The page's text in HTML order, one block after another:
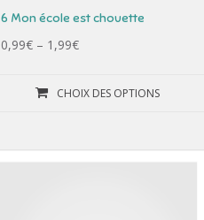
6 Mon école est chouette
0,99€– 1,99€
CHOIX DES OPTIONS